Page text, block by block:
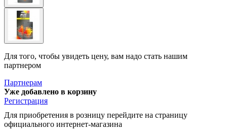
Для того, чтобы увидеть цену, вам надо стать нашим
партнером
Партнерам
Уже добавлено в корзину
Регистрация
Для приобретения в розницу перейдите на страницу
официального интернет-магазина